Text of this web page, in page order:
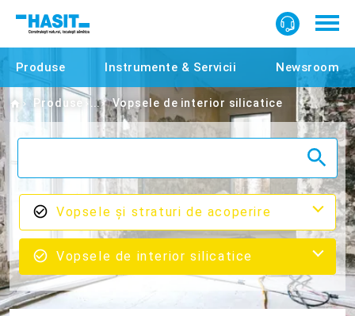
Produse Instrumente & Servicii Newsroom
Home
Produse Vopsele de interior silicatice
Vopsele şi straturi de acoperire
Vopsele de interior silicatice